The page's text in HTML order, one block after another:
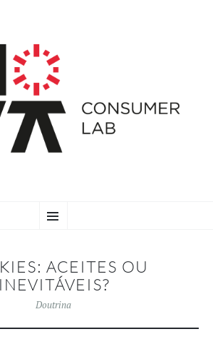
TO
ACEITES OU
INEVITÁVEIS?
Doutrina